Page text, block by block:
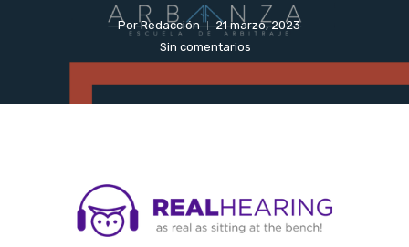
PorRedacción
21 marzo, 2023
Sin comentarios